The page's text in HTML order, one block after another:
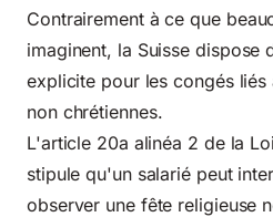
Contrairement à ce que
imaginent, la Suisse dispose
explicite pour les congés liés
non chrétiennes.
L'article 20a alinéa 2 de la
stipule qu'un salarié peut
observer une fête religieuse